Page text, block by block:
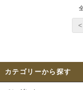
カテゴリーから探す